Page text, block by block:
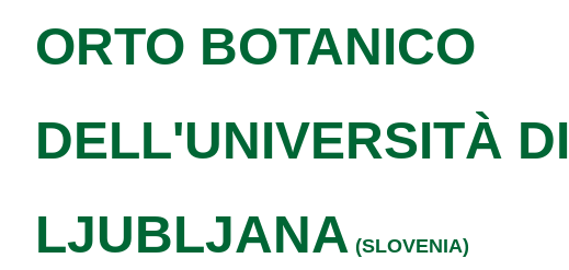
ORTO BOTANICO
DELL'UNIVERSITÀ DI
LJUBLJANA (SLOVENIA)